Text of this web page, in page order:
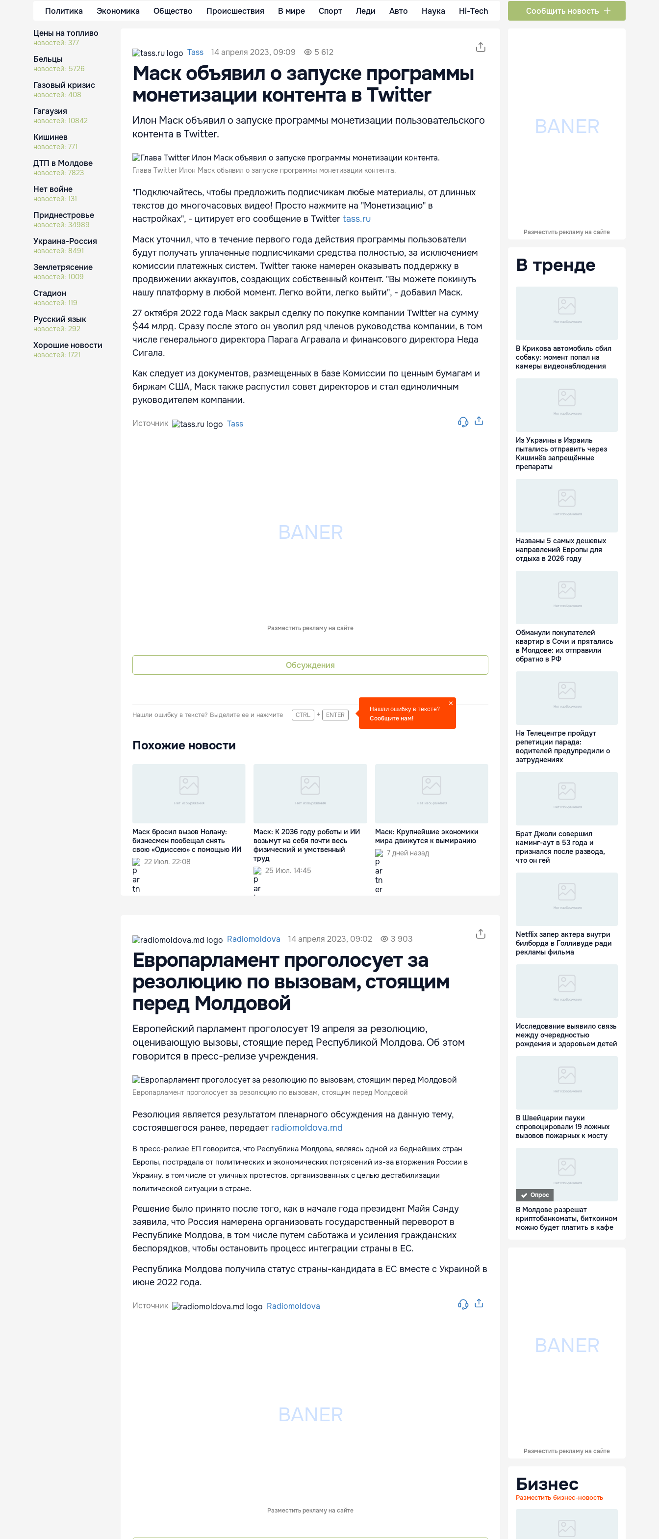
Политика Экономика Общество Происшествия В мире Спорт Леди Авто Наука Hi-Tech Сообщить новость
Цены на топливо
новостей: 377
Бельцы
новостей: 5726
Газовый кризис
новостей: 408
Гагаузия
новостей: 10842
Кишинев
новостей: 771
ДТП в Молдове
новостей: 7823
Нет войне
новостей: 131
Приднестровье
новостей: 34989
Украина-Россия
новостей: 8491
Землетрясение
новостей: 1009
Стадион
новостей: 119
Русский язык
новостей: 292
Хорошие новости
новостей: 1721
Tass 14 апреля 2023, 09:09 5 612
Маск объявил о запуске программы
монетизации контента в Twitter
Илон Маск объявил о запуске программы монетизации пользовательского
контента в Twitter.
Глава Twitter Илон Маск объявил о запуске программы монетизации контента.
"Подключайтесь, чтобы предложить подписчикам любые материалы, от длинных
текстов до многочасовых видео! Просто нажмите на "Монетизацию" в
настройках", - цитирует его сообщение в Twitter tass.ru
Маск уточнил, что в течение первого года действия программы пользователи
будут получать уплаченные подписчиками средства полностью, за исключением
комиссии платежных систем. Twitter также намерен оказывать поддержку в
продвижении аккаунтов, создающих собственный контент. "Вы можете покинуть
нашу платформу в любой момент. Легко войти, легко выйти", - добавил Маск.
27 октября 2022 года Маск закрыл сделку по покупке компании Twitter на сумму
$44 млрд. Сразу после этого он уволил ряд членов руководства компании, в том
числе генерального директора Парага Агравала и финансового директора Неда
Сигала.
Как следует из документов, размещенных в базе Комиссии по ценным бумагам и
биржам США, Маск также распустил совет директоров и стал единоличным
руководителем компании.
Источник Tass
Разместить рекламу на сайте
Обсуждения
Нашли ошибку в тексте? Выделите ее и нажмите CTRL + ENTER
Нашли ошибку в тексте?
Сообщите нам!
Похожие новости
Маск бросил вызов Нолану:
бизнесмен пообещал снять
свою «Одиссею» с помощью ИИ
22 Июл. 22:08
Маск: К 2036 году роботы и ИИ
возьмут на себя почти весь
физический и умственный
труд
25 Июл. 14:45
Маск: Крупнейшие экономики
мира движутся к вымиранию
7 дней назад
Radiomoldova 14 апреля 2023, 09:02 3 903
Европарламент проголосует за
резолюцию по вызовам, стоящим
перед Молдовой
Европейский парламент проголосует 19 апреля за резолюцию,
оценивающую вызовы, стоящие перед Республикой Молдова. Об этом
говорится в пресс-релизе учреждения.
Европарламент проголосует за резолюцию по вызовам, стоящим перед Молдовой
Резолюция является результатом пленарного обсуждения на данную тему,
состоявшегося ранее, передает radiomoldova.md
В пресс-релизе ЕП говорится, что Республика Молдова, являясь одной из беднейших стран
Европы, пострадала от политических и экономических потрясений из-за вторжения России в
Украину, в том числе от уличных протестов, организованных с целью дестабилизации
политической ситуации в стране.
Решение было принято после того, как в начале года президент Майя Санду
заявила, что Россия намерена организовать государственный переворот в
Республике Молдова, в том числе путем саботажа и усиления гражданских
беспорядков, чтобы остановить процесс интеграции страны в ЕС.
Республика Молдова получила статус страны-кандидата в ЕС вместе с Украиной в
июне 2022 года.
Источник Radiomoldova
Разместить рекламу на сайте
Разместить рекламу на сайте
В тренде
В Крикова автомобиль сбил
собаку: момент попал на
камеры видеонаблюдения
Из Украины в Израиль
пытались отправить через
Кишинёв запрещённые
препараты
Названы 5 самых дешевых
направлений Европы для
отдыха в 2026 году
Обманули покупателей
квартир в Сочи и прятались
в Молдове: их отправили
обратно в РФ
На Телецентре пройдут
репетиции парада:
водителей предупредили о
затруднениях
Брат Джоли совершил
каминг-аут в 53 года и
признался после развода,
что он гей
Netflix запер актера внутри
билборда в Голливуде ради
рекламы фильма
Исследование выявило связь
между очередностью
рождения и здоровьем детей
В Швейцарии пауки
спровоцировали 19 ложных
вызовов пожарных к мосту
Опрос
В Молдове разрешат
криптобанкоматы, биткоином
можно будет платить в кафе
Разместить рекламу на сайте
Бизнес
Разместить бизнес-новость